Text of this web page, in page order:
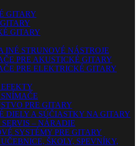
GITARY
GITARY
INÉ STRUNOVÉ NÁSTROJE
PRE AKUSTICKÉ GITARY
PRE ELEKTRICKÉ GITARY
PRE GITARY
DIELY A SÚČIASTKY NA GITARY
– NÁRADIE
SYSTÉMY PRE GITARY
ŠKOLY, SPEVNÍKY,